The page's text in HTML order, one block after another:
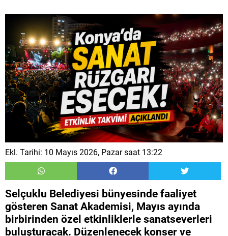
Ekl. Tarihi: 10 Mayıs 2026, Pazar saat 13:22
​Selçuklu Belediyesi bünyesinde faaliyet
gösteren Sanat Akademisi, Mayıs ayında
birbirinden özel etkinliklerle sanatseverleri
buluşturacak. Düzenlenecek konser ve